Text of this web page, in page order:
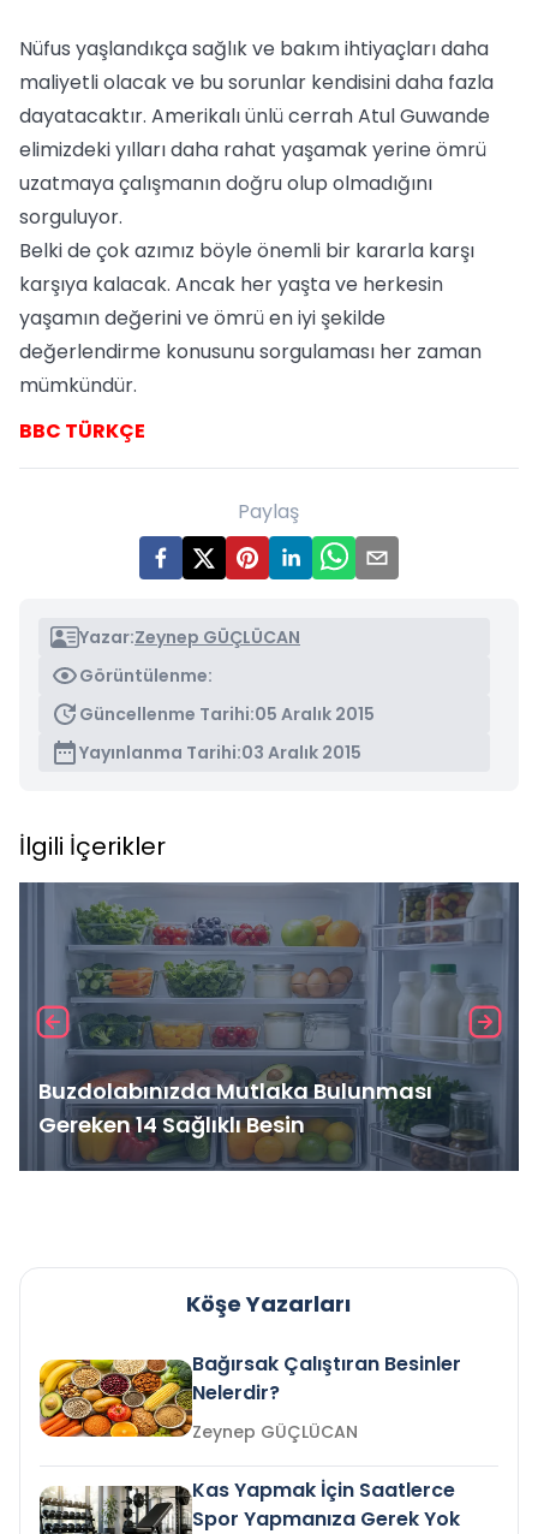
Nüfus yaşlandıkça sağlık ve bakım ihtiyaçları daha
maliyetli olacak ve bu sorunlar kendisini daha fazla
dayatacaktır. Amerikalı ünlü cerrah Atul Guwande
elimizdeki yılları daha rahat yaşamak yerine ömrü
uzatmaya çalışmanın doğru olup olmadığını
sorguluyor.
Belki de çok azımız böyle önemli bir kararla karşı
karşıya kalacak. Ancak her yaşta ve herkesin
yaşamın değerini ve ömrü en iyi şekilde
değerlendirme konusunu sorgulaması her zaman
mümkündür.
BBC TÜRKÇE
Paylaş
Yazar:Zeynep GÜÇLÜCAN
Görüntülenme:
Güncellenme Tarihi:05 Aralık 2015
Yayınlanma Tarihi:03 Aralık 2015
İlgili İçerikler
Buzdolabınızda Mutlaka Bulunması
Gereken 14 Sağlıklı Besin
Köşe Yazarları
Bağırsak Çalıştıran Besinler
Nelerdir?
Zeynep GÜÇLÜCAN
Kas Yapmak İçin Saatlerce
Spor Yapmanıza Gerek Yok